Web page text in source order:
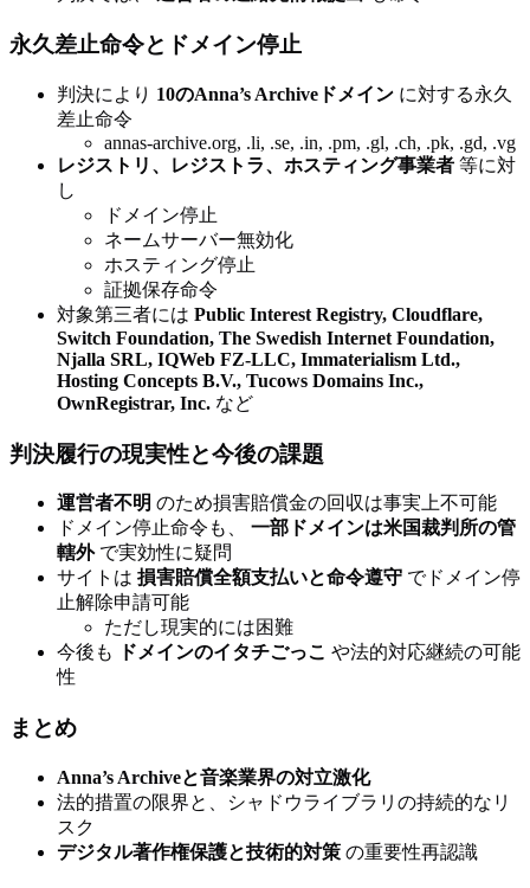
永久差止命令とドメイン停止
判決により 10のAnna’s Archiveドメイン に対する永久
差止命令
annas-archive.org, .li, .se, .in, .pm, .gl, .ch, .pk, .gd, .vg
レジストリ、レジストラ、ホスティング事業者 等に対
し
ドメイン停止
ネームサーバー無効化
ホスティング停止
証拠保存命令
対象第三者には Public Interest Registry, Cloudflare,
Switch Foundation, The Swedish Internet Foundation,
Njalla SRL, IQWeb FZ-LLC, Immaterialism Ltd.,
Hosting Concepts B.V., Tucows Domains Inc.,
OwnRegistrar, Inc. など
判決履行の現実性と今後の課題
運営者不明 のため損害賠償金の回収は事実上不可能
ドメイン停止命令も、 一部ドメインは米国裁判所の管
轄外で実効性に疑問
サイトは 損害賠償全額支払いと命令遵守 でドメイン停
止解除申請可能
ただし現実的には困難
今後も
ドメインのイタチごっこ や法的対応継続の可能
性
まとめ
Anna’s Archiveと音楽業界の対立激化
法的措置の限界と、シャドウライブラリの持続的なリ
スク
デジタル著作権保護と技術的対策 の重要性再認識